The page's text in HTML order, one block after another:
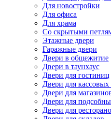
Для новостройки
Для офиса
Для храма
Со скрытыми
Этажные двери
Гаражные двери
Двери в общежитие
Двери в таунхаус
Двери для гостиниц
Двери для
Двери для
Двери для
Двери для